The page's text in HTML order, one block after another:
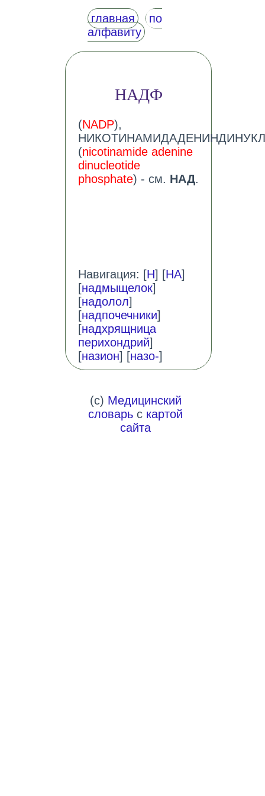
главная
по
алфавиту
НАДФ
(NADP),
(nicotinamide adenine
dinucleotide
phosphate) - см. НАД.
Навигация: [Н] [НА]
[надмыщелок]
[надолол]
[надпочечники]
[надхрящница
перихондрий]
[назион] [назо-]
(c) Медицинский
словарь с картой
сайта